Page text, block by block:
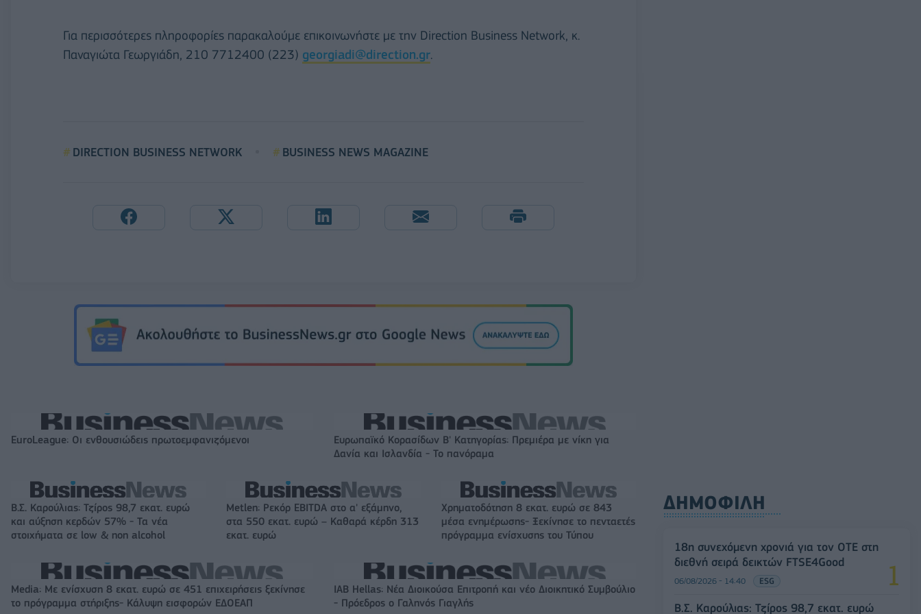
Για περισσότερες πληροφορίες παρακαλούμε επικοινωνήστε με την Direction Business Network, κ.
Παναγιώτα Γεωργιάδη, 210 7712400 (223) georgiadi@direction.gr.
DIRECTION BUSINESS NETWORK BUSINESS NEWS MAGAZINE
EuroLeague: Οι ενθουσιώδεις πρωτοεμφανιζόμενοι
Ευρωπαϊκό Κορασίδων Β' Κατηγορίας: Πρεμιέρα με νίκη για
Δανία και Ισλανδία - Το πανόραμα
Β.Σ. Καρούλιας: Τζίρος 98,7 εκατ. ευρώ
και αύξηση κερδών 57% - Τα νέα
στοιχήματα σε low & non alcohol
Metlen: Ρεκόρ EBITDA στο α' εξάμηνο,
στα 550 εκατ. ευρώ – Καθαρά κέρδη 313
εκατ. ευρώ
Χρηματοδότηση 8 εκατ. ευρώ σε 843
μέσα ενημέρωσης- Ξεκίνησε το πενταετές
πρόγραμμα ενίσχυσης του Τύπου
Media: Με ενίσχυση 8 εκατ. ευρώ σε 451 επιχειρήσεις ξεκίνησε
το πρόγραμμα στήριξης- Κάλυψη εισφορών ΕΔΟΕΑΠ
IAB Hellas: Νέα Διοικούσα Επιτροπή και νέο Διοικητικό Συμβούλιο
- Πρόεδρος ο Γαληνός Γιαγλής
ΔΗΜΟΦΙΛΗ
18η συνεχόμενη χρονιά για τον ΟΤΕ στη
διεθνή σειρά δεικτών FTSE4Good
06/08/2026 - 14:40 ESG
Β.Σ. Καρούλιας: Τζίρος 98,7 εκατ. ευρώ